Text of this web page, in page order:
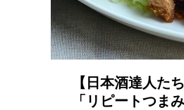
【日本酒達人た
「リピートつま